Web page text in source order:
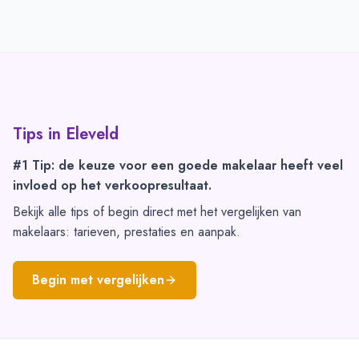
Tips in Eleveld
#1 Tip: de keuze voor een goede makelaar heeft veel
invloed op het verkoopresultaat.
Bekijk alle tips of begin direct met het vergelijken van
makelaars: tarieven, prestaties en aanpak.
Begin met vergelijken